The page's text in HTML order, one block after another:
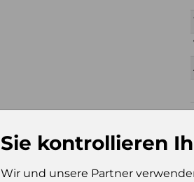
Sie kontrollieren
Wir und unsere Partner